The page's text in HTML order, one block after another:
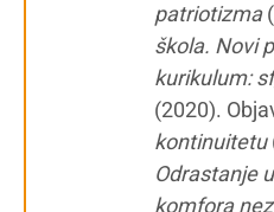
patriotizma
škola. Novi
kurikulum:
(2020).
kontinuitetu
Odrastanje
komfora